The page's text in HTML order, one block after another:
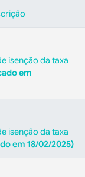
isenção da taxa
em
isenção da taxa
em 18/02/2025)